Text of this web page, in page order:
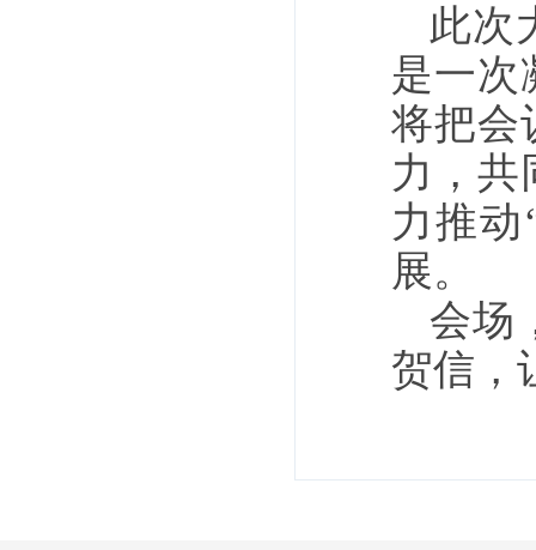
此次
是一次
将把会
力，共
力推
展。
会场
贺信，